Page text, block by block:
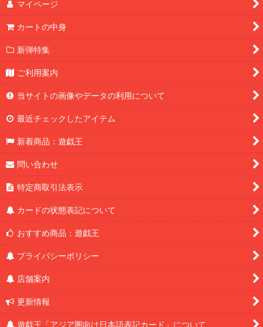
マイページ
カートの中身
新弾特集
ご利用案内
当サイトの画像やデータの利用について
最近チェックしたアイテム
新着商品：遊戯王
問い合わせ
特定商取引法表示
カードの状態表記について
おすすめ商品：遊戯王
プライバシーポリシー
店舗案内
更新情報
遊戯王「アジア圏向け日本語表記カード」について